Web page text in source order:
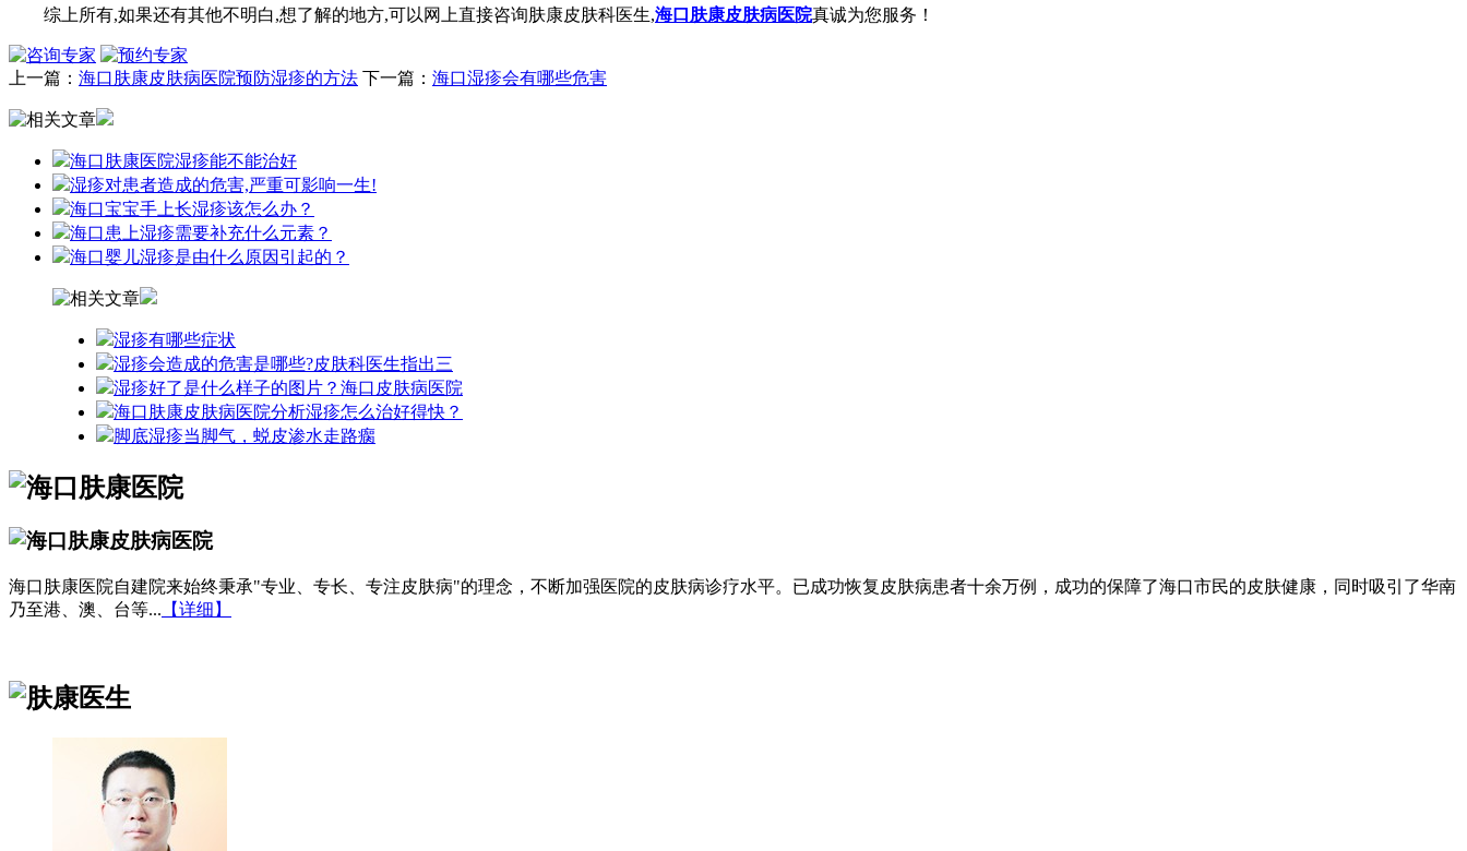
综上所有,如果还有其他不明白,想了解的地方,可以网上直接咨询肤康皮肤科医生,海口肤康皮肤病医院真诚为您服务！
上一篇： 海口肤康皮肤病医院预防湿疹的方法 下一篇： 海口湿疹会有哪些危害
海口肤康医院湿疹能不能治好
湿疹对患者造成的危害,严重可影响一生!
海口宝宝手上长湿疹该怎么办？
海口患上湿疹需要补充什么元素？
海口婴儿湿疹是由什么原因引起的？
湿疹有哪些症状
湿疹会造成的危害是哪些?皮肤科医生指出三
湿疹好了是什么样子的图片？海口皮肤病医院
海口肤康皮肤病医院分析湿疹怎么治好得快？
脚底湿疹当脚气，蜕皮渗水走路瘸
海口肤康医院自建院来始终秉承"专业、专长、专注皮肤病"的理念，不断加强医院的皮肤病诊疗水平。已成功恢复皮肤病患者十余万例，成功的保障了海口市民的皮肤健康，同时吸引了华南
乃至港、澳、台等... 【详细】